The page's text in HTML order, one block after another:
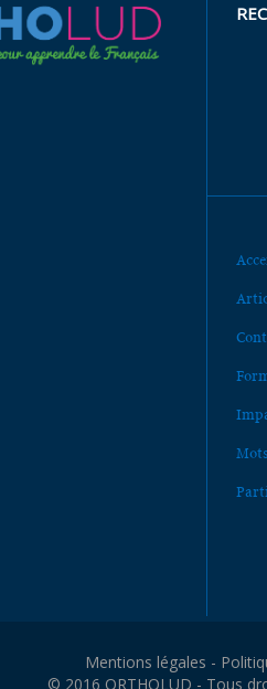
Mentions légales -
© 2016 ORTHOLUD - Tous